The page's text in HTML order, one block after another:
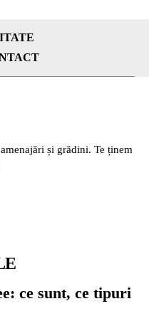
și grădini. Te ținem
ce sunt, ce tipuri